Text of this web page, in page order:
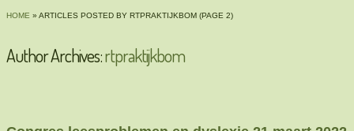
HOME » ARTICLES POSTED BY RTPRAKTIJKBOM (PAGE 2)
Author Archives:rtpraktijkbom